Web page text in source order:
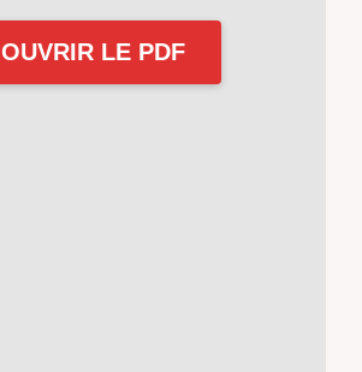
OUVRIR LE PDF